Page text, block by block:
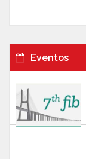
Eventos